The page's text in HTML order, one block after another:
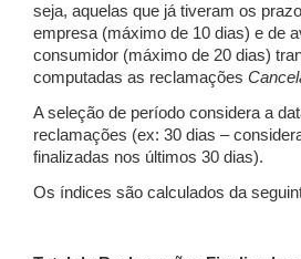
seja, aquelas que já tiveram os
empresa (máximo de 10 dias) e de
consumidor (máximo de 20 dias)
computadas as reclamações
A seleção de período considera a
reclamações (ex: 30 dias –
finalizadas nos últimos 30 dias).
Os índices são calculados da